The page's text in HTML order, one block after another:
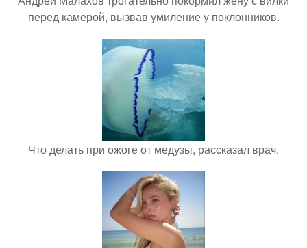
перед камерой, вызвав умиление у поклонников.
Что делать при ожоге от медузы, рассказал врач.